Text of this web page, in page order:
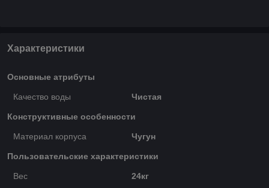
Характеристики
Основные атрибуты
Качество воды Чистая
Конструктивные особенности
Материал корпуса Чугун
Пользовательские характеристики
Вес
24кг